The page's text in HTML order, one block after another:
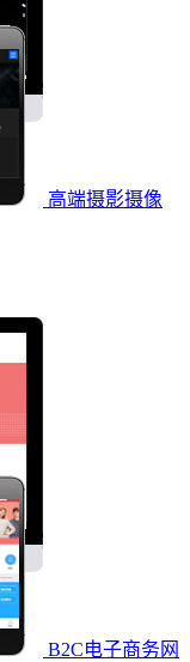
高端摄影摄像
B2C电子商务网